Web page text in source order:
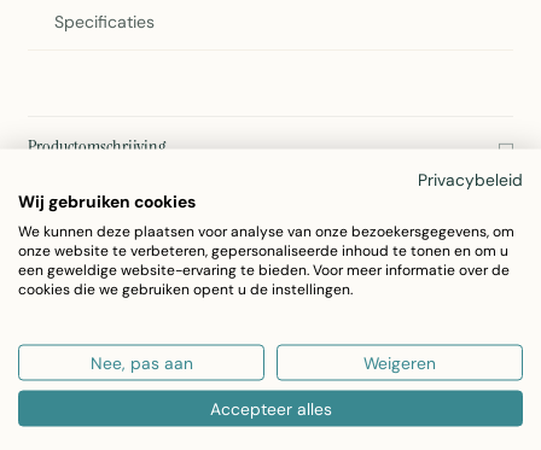
Specificaties
Productomschrijving
Deco Sabina 2416 Decoratieve Folie
De Deco Sabina 2416 is een stijlvolle decoratieve folie van 2Lif
die uw ramen een moderne en elegante uitstraling geeft. Met
afmetingen van 150 cm x 2,5 meter is deze polyester folie
past in elk interieur.
Afmetingen: 150 cm x 2,5 meter
Privacybeleid
Wij gebruiken cookies
We kunnen deze plaatsen voor analyse van onze bezoekersgegevens, om
onze website te verbeteren, gepersonaliseerde inhoud te tonen en om u
een geweldige website-ervaring te bieden. Voor meer informatie over de
cookies die we gebruiken opent u de instellingen.
Nee, pas aan Weigeren
Accepteer alles